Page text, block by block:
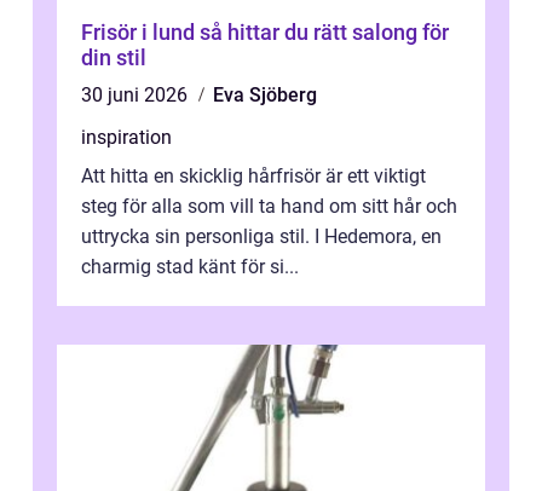
Frisör i lund så hittar du rätt salong för
din stil
30 juni 2026
Eva Sjöberg
inspiration
Att hitta en skicklig hårfrisör är ett viktigt
steg för alla som vill ta hand om sitt hår och
uttrycka sin personliga stil. I Hedemora, en
charmig stad känt för si...